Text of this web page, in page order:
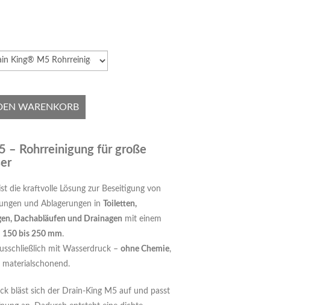
WARENKORB
– Rohrreinigung für große
ist die kraftvolle Lösung zur Beseitigung von
und Ablagerungen in
Toiletten,
Dachabläufen und Drainagen mit einem
150 bis 250 mm.
mit Wasserdruck – ohne Chemie,
bläst sich der Drain-King M5 auf und passt